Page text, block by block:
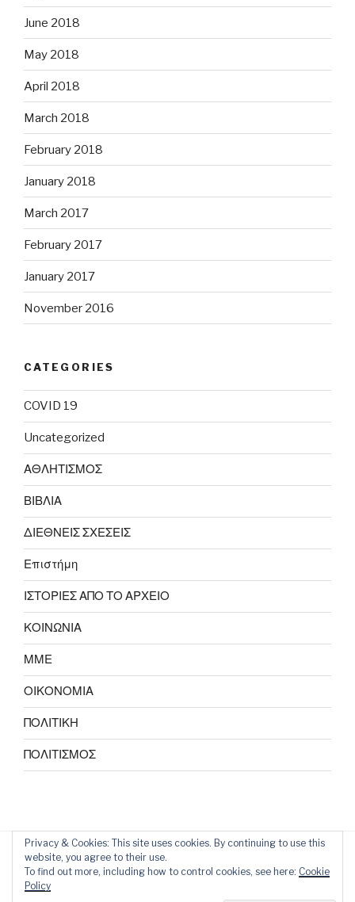
June 2018
May 2018
April 2018
March 2018
February 2018
January 2018
March 2017
February 2017
January 2017
November 2016
CATEGORIES
COVID 19
Uncategorized
ΑΘΛΗΤΙΣΜΟΣ
ΒΙΒΛΙΑ
ΔΙΕΘΝΕΙΣ ΣΧΕΣΕΙΣ
Επιστήμη
ΙΣΤΟΡΙΕΣ ΑΠΟ ΤΟ ΑΡΧΕΙΟ
ΚΟΙΝΩΝΙΑ
ΜΜΕ
ΟΙΚΟΝΟΜΙΑ
ΠΟΛΙΤΙΚΗ
ΠΟΛΙΤΙΣΜΟΣ
Privacy & Cookies: This site uses cookies. By continuing to use this
website, you agree to their use.
To find out more, including how to control cookies, see here: Cookie
Policy